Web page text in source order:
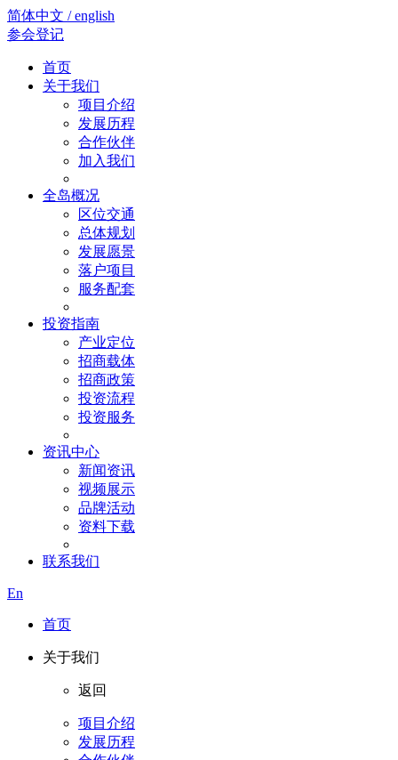
简体中文 / english
参会登记
首页
关于我们
项目介绍
发展历程
合作伙伴
加入我们
全岛概况
区位交通
总体规划
发展愿景
落户项目
服务配套
投资指南
产业定位
招商载体
招商政策
投资流程
投资服务
资讯中心
新闻资讯
视频展示
品牌活动
资料下载
联系我们
En
首页
关于我们
返回
项目介绍
发展历程